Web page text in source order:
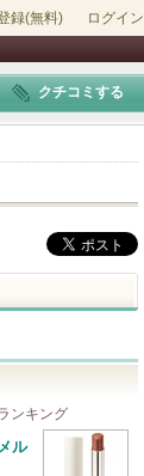
録(無料) ログイン
クチコミする
ンキング
ル